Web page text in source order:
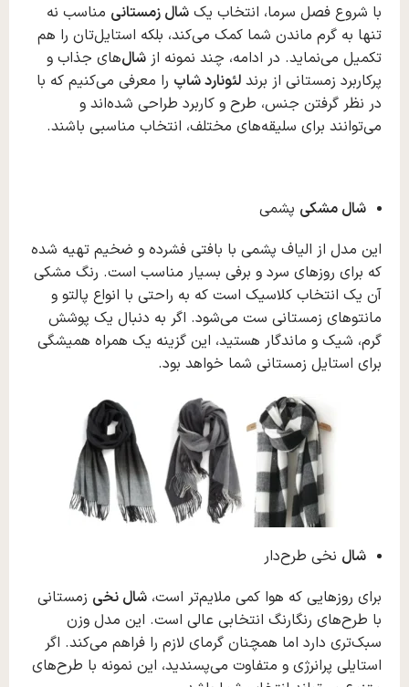
با شروع فصل سرما، انتخاب یک شال زمستانی مناسب نه‌
تنها به گرم ماندن شما کمک می‌کند، بلکه استایل‌تان را هم
تکمیل می‌نماید. در ادامه، چند نمونه از شال‌های جذاب و
پرکاربرد زمستانی از برند لئونارد شاپ را معرفی می‌کنیم که با
در نظر گرفتن جنس، طرح و کاربرد طراحی شده‌اند و
می‌توانند برای سلیقه‌های مختلف، انتخاب مناسبی باشند.
شال مشکی پشمی
این مدل از الیاف پشمی با بافتی فشرده و ضخیم تهیه شده
که برای روزهای سرد و برفی بسیار مناسب است. رنگ مشکی
آن یک انتخاب کلاسیک است که به‌ راحتی با انواع پالتو و
مانتوهای زمستانی ست می‌شود. اگر به دنبال یک پوشش
گرم، شیک و ماندگار هستید، این گزینه یک همراه همیشگی
برای استایل زمستانی شما خواهد بود.
شال نخی طرح‌دار
برای روزهایی که هوا کمی ملایم‌تر است، شال نخی زمستانی
با طرح‌های رنگارنگ انتخابی عالی است. این مدل وزن
سبک‌تری دارد اما همچنان گرمای لازم را فراهم می‌کند. اگر
استایلی پرانرژی و متفاوت می‌پسندید، این نمونه با طرح‌های